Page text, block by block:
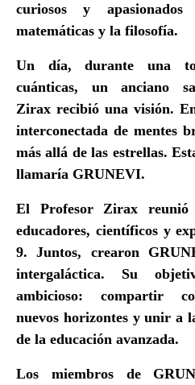
curiosos y
matemáticas y la filosofía.
Un día, durante una
cuánticas, un anciano
Zirax recibió una visión.
interconectada de mentes
más allá de las estrellas.
llamaría GRUNEVI.
El Profesor Zirax reunió
educadores, científicos y
9. Juntos, crearon
intergaláctica. Su
ambicioso: compartir
nuevos horizontes y unir a
de la educación avanzada.
Los miembros de